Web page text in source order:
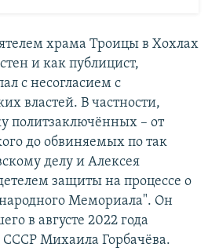
храма Троицы в Хохлах
и как публицист,
с несогласием с
властей. В частности,
политзаключённых – от
до обвиняемых по так
делу и Алексея
защиты на процессе о
Мемориала". Он
в августе 2022 года
Михаила Горбачёва.